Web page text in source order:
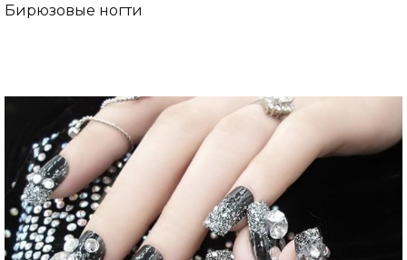
Бирюзовые ногти